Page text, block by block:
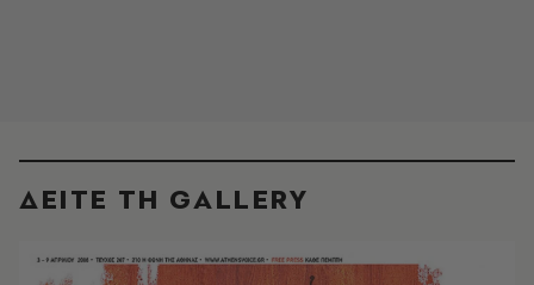
ΔΕΙΤΕ ΤΗ GALLERY